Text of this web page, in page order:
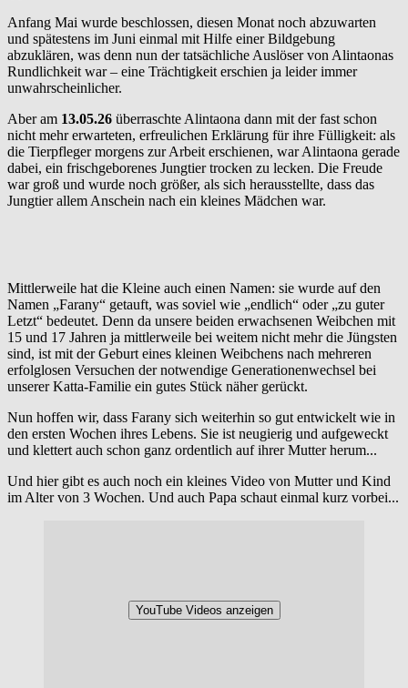
Anfang Mai wurde beschlossen, diesen Monat noch abzuwarten
und spätestens im Juni einmal mit Hilfe einer Bildgebung
abzuklären, was denn nun der tatsächliche Auslöser von Alintaonas
Rundlichkeit war – eine Trächtigkeit erschien ja leider immer
unwahrscheinlicher.
Aber am 13.05.26 überraschte Alintaona dann mit der fast schon
nicht mehr erwarteten, erfreulichen Erklärung für ihre Fülligkeit: als
die Tierpfleger morgens zur Arbeit erschienen, war Alintaona gerade
dabei, ein frischgeborenes Jungtier trocken zu lecken. Die Freude
war groß und wurde noch größer, als sich herausstellte, dass das
Jungtier allem Anschein nach ein kleines Mädchen war.
Mittlerweile hat die Kleine auch einen Namen: sie wurde auf den
Namen „Farany“ getauft, was soviel wie „endlich“ oder „zu guter
Letzt“ bedeutet. Denn da unsere beiden erwachsenen Weibchen mit
15 und 17 Jahren ja mittlerweile bei weitem nicht mehr die Jüngsten
sind, ist mit der Geburt eines kleinen Weibchens nach mehreren
erfolglosen Versuchen der notwendige Generationenwechsel bei
unserer Katta-Familie ein gutes Stück näher gerückt.
Nun hoffen wir, dass Farany sich weiterhin so gut entwickelt wie in
den ersten Wochen ihres Lebens. Sie ist neugierig und aufgeweckt
und klettert auch schon ganz ordentlich auf ihrer Mutter herum...
Und hier gibt es auch noch ein kleines Video von Mutter und Kind
im Alter von 3 Wochen. Und auch Papa schaut einmal kurz vorbei...
YouTube Videos anzeigen